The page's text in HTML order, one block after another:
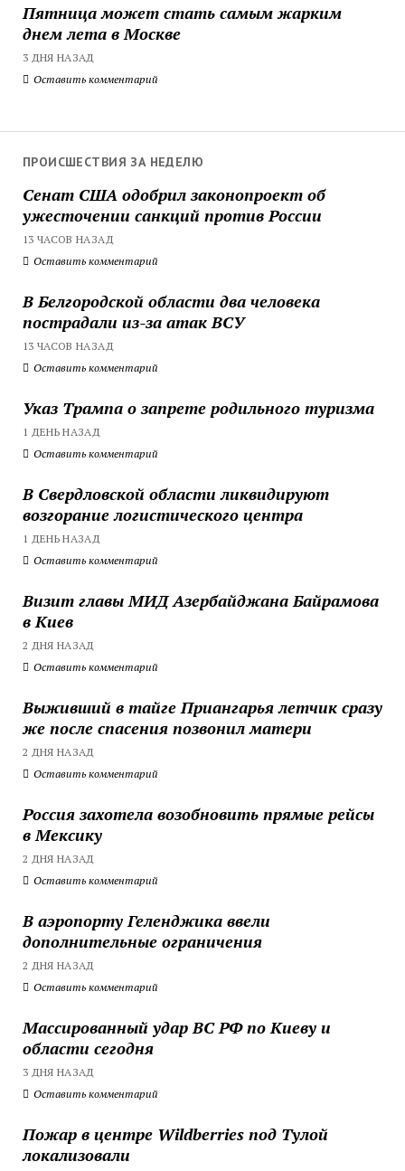
Пятница может стать самым жарким
днем лета в Москве
3 ДНЯ НАЗАД
Оставить комментарий
ПРОИСШЕСТВИЯ ЗА НЕДЕЛЮ
Сенат США одобрил законопроект об
ужесточении санкций против России
13 ЧАСОВ НАЗАД
Оставить комментарий
В Белгородской области два человека
пострадали из-за атак ВСУ
13 ЧАСОВ НАЗАД
Оставить комментарий
Указ Трампа о запрете родильного туризма
1 ДЕНЬ НАЗАД
Оставить комментарий
В Свердловской области ликвидируют
возгорание логистического центра
1 ДЕНЬ НАЗАД
Оставить комментарий
Визит главы МИД Азербайджана Байрамова
в Киев
2 ДНЯ НАЗАД
Оставить комментарий
Выживший в тайге Приангарья летчик сразу
же после спасения позвонил матери
2 ДНЯ НАЗАД
Оставить комментарий
Россия захотела возобновить прямые рейсы
в Мексику
2 ДНЯ НАЗАД
Оставить комментарий
В аэропорту Геленджика ввели
дополнительные ограничения
2 ДНЯ НАЗАД
Оставить комментарий
Массированный удар ВС РФ по Киеву и
области сегодня
3 ДНЯ НАЗАД
Оставить комментарий
Пожар в центре Wildberries под Тулой
локализовали